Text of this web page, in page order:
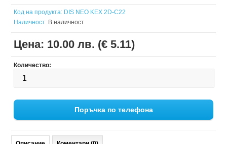
Код на продукта: DIS NEO KEX 2D-C22
Наличност: В наличност
Цена: 10.00 лв. (€ 5.11)
Количество:
Поръчка по телефона